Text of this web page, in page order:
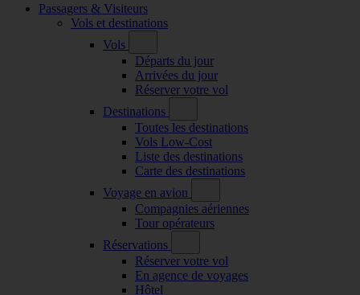
Passagers & Visiteurs
Vols et destinations
Vols
Départs du jour
Arrivées du jour
Réserver votre vol
Destinations
Toutes les destinations
Vols Low-Cost
Liste des destinations
Carte des destinations
Voyage en avion
Compagnies aériennes
Tour opérateurs
Réservations
Réserver votre vol
En agence de voyages
Hôtel